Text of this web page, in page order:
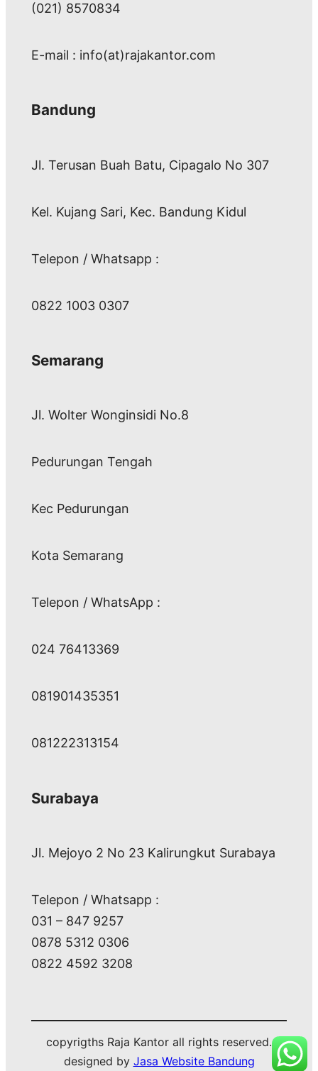
(021) 8570834
E-mail : info(at)rajakantor.com
Bandung
Jl. Terusan Buah Batu, Cipagalo No 307
Kel. Kujang Sari, Kec. Bandung Kidul
Telepon / Whatsapp :
0822 1003 0307
Semarang
Jl. Wolter Wonginsidi No.8
Pedurungan Tengah
Kec Pedurungan
Kota Semarang
Telepon / WhatsApp :
024 76413369
081901435351
081222313154
Surabaya
Jl. Mejoyo 2 No 23 Kalirungkut Surabaya
Telepon / Whatsapp :
031 – 847 9257
0878 5312 0306
0822 4592 3208
copyrigths Raja Kantor all rights reserved.
designed by Jasa Website Bandung